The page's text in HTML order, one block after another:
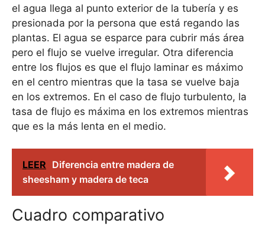
el agua llega al punto exterior de la tubería y es
presionada por la persona que está regando las
plantas. El agua se esparce para cubrir más área
pero el flujo se vuelve irregular. Otra diferencia
entre los flujos es que el flujo laminar es máximo
en el centro mientras que la tasa se vuelve baja
en los extremos. En el caso de flujo turbulento, la
tasa de flujo es máxima en los extremos mientras
que es la más lenta en el medio.
LEER Diferencia entre madera de
sheesham y madera de teca
Cuadro comparativo